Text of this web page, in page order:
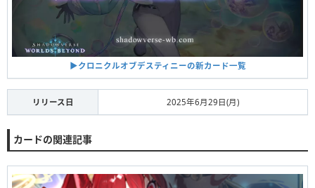
▶︎クロニクルオブデスティニーの新カード一覧
リリース日 2025年6月29日(月)
カードの関連記事